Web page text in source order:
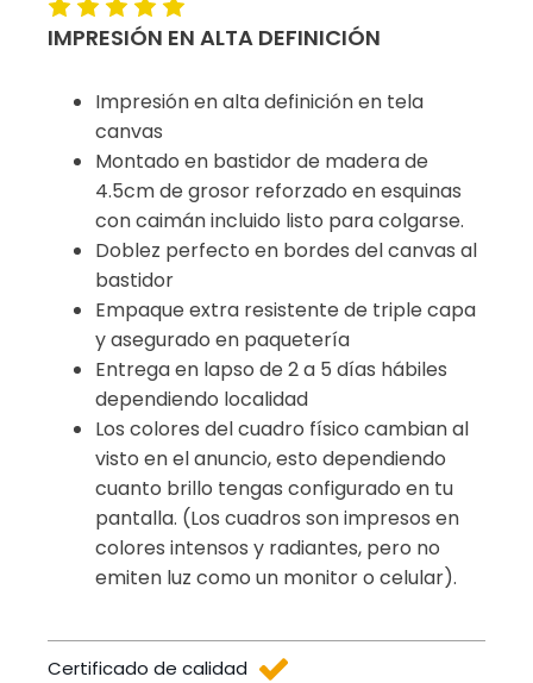
IMPRESIÓN EN ALTA DEFINICIÓN
Impresión en alta definición en tela
canvas
Montado en bastidor de madera de
4.5cm de grosor reforzado en esquinas
con caimán incluido listo para colgarse.
Doblez perfecto en bordes del canvas al
bastidor
Empaque extra resistente de triple capa
y asegurado en paquetería
Entrega en lapso de 2 a 5 días hábiles
dependiendo localidad
Los colores del cuadro físico cambian al
visto en el anuncio, esto dependiendo
cuanto brillo tengas configurado en tu
pantalla. (Los cuadros son impresos en
colores intensos y radiantes, pero no
emiten luz como un monitor o celular).
Certificado de calidad